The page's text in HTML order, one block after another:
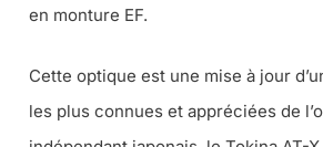
en monture EF.
Cette optique est une mise à jour
les plus connues et appréciées de